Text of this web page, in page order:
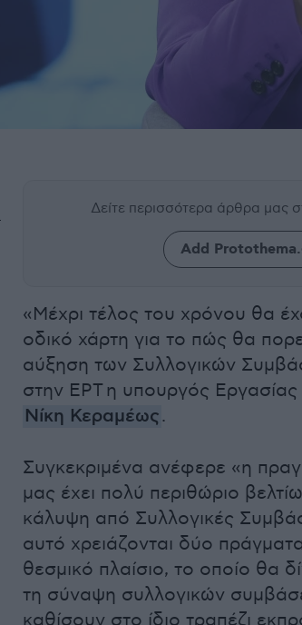
Δείτε περισσότερα άρθρα μας
Add
«Μέχρι τέλος του χρόνου θα
οδικό χάρτη για το πώς θα
αύξηση των Συλλογικών
στην ΕΡΤ η υπουργός
Νίκη Κεραμέως.
Συγκεκριμένα ανέφερε «η
μας έχει πολύ περιθώριο
κάλυψη από Συλλογικές
αυτό χρειάζονται δύο
θεσμικό πλαίσιο, το οποίο θα
τη σύναψη συλλογικών
καθίσουν στο ίδιο τραπέζι